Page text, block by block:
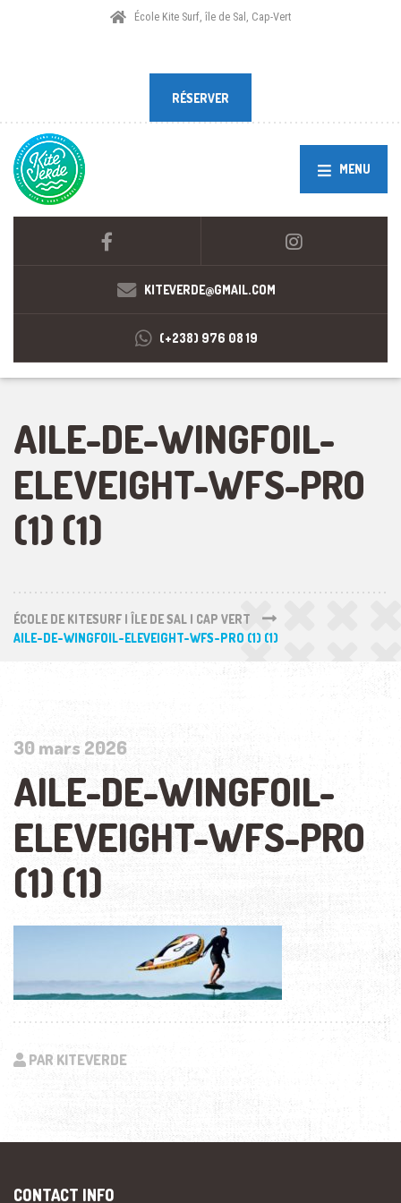
École Kite Surf, île de Sal, Cap-Vert
RÉSERVER
MENU
KITEVERDE@GMAIL.COM
(+238) 976 08 19
AILE-DE-WINGFOIL-
ELEVEIGHT-WFS-PRO
(1) (1)
ÉCOLE DE KITESURF | ÎLE DE SAL | CAP VERT
AILE-DE-WINGFOIL-ELEVEIGHT-WFS-PRO (1) (1)
30 mars 2026
AILE-DE-WINGFOIL-
ELEVEIGHT-WFS-PRO
(1) (1)
PAR KITEVERDE
CONTACT INFO